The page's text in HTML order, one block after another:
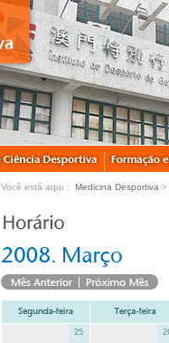
Você está aqui： Medicina Desportiva >
25